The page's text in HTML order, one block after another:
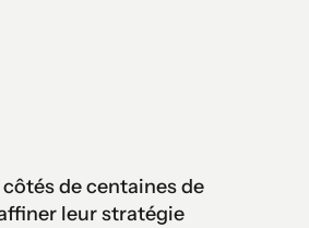
de centaines de
leur stratégie